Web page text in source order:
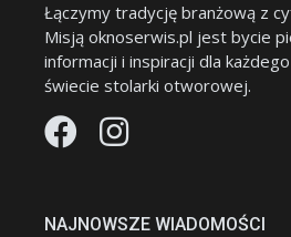
Łączymy tradycję branżową z
Misją oknoserwis.pl jest bycie
informacji i inspiracji dla
świecie stolarki otworowej.
NAJNOWSZE WIADOMOŚCI